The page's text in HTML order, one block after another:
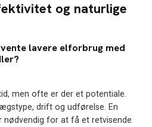
og naturlige
lavere elforbrug med
men ofte er der et potentiale.
drift og udførelse. En
nødvendig for at få et retvisende